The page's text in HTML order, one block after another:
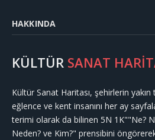
HAKKINDA
KÜLTÜR SANAT
Kültür Sanat Haritası, şehirlerin
eğlence ve kent insanını her ay
terimi olarak da bilinen 5N 1K""Ne?
Neden? ve Kim?" prensibini